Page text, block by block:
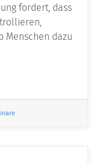
fordert, dass
Menschen dazu